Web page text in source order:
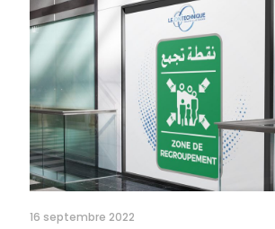
16 septembre 2022